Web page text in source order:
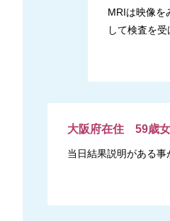
MRIは映像を
して検査を受
大阪府在住 59歳
当日結果説明がある事